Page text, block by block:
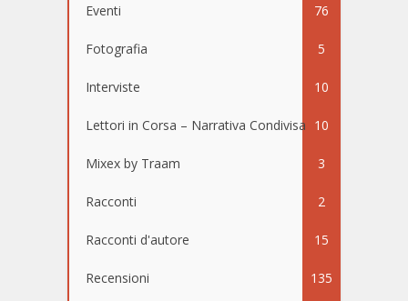
Eventi 76
Fotografia 5
Interviste 10
Lettori in Corsa – Narrativa Condivisa 10
Mixex by Traam 3
Racconti 2
Racconti d'autore 15
Recensioni 135